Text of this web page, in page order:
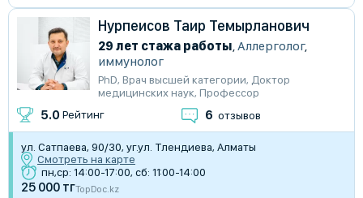
Нурпеисов Таир Темырланович
29 лет стажа работы,Аллерголог,
иммунолог
PhD, Врач высшей категории, Доктор
медицинских наук, Профессор
5.0 Рейтинг 6 отзывов
ул. Сатпаева, 90/30, уг.ул. Тлендиева, Алматы
Смотреть на карте
пн,ср: 14:00-17:00, сб: 11:00-14:00
25 000 тгTopDoc.kz